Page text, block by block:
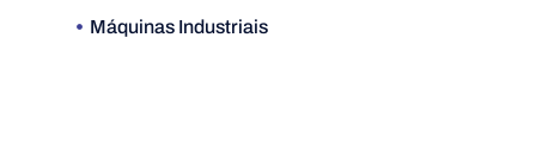
Máquinas Industriais